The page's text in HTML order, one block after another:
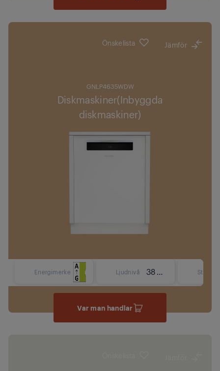
Önskelista Jämför
GNLP4635WDW
Diskmaskiner(Inbyggda
diskmaskiner)
Energimerke Ljudnivå 38 dBA Storlek
Var man handlar